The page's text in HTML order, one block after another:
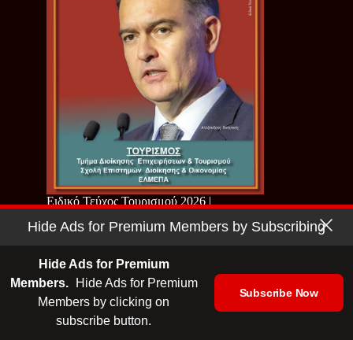
Ειδικό Τεύχος Τουρισμού 2026 |
Hide Ads for Premium Members by Subscribing
Hide Ads for Premium
Members.
Hide Ads for Premium
Members by clicking on
subscribe button.
Subscribe Now